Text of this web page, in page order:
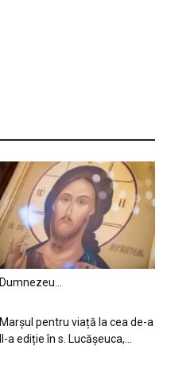
Dumnezeu…
Marșul pentru viață la cea de-a
II-a ediție în s. Lucășeuca,...